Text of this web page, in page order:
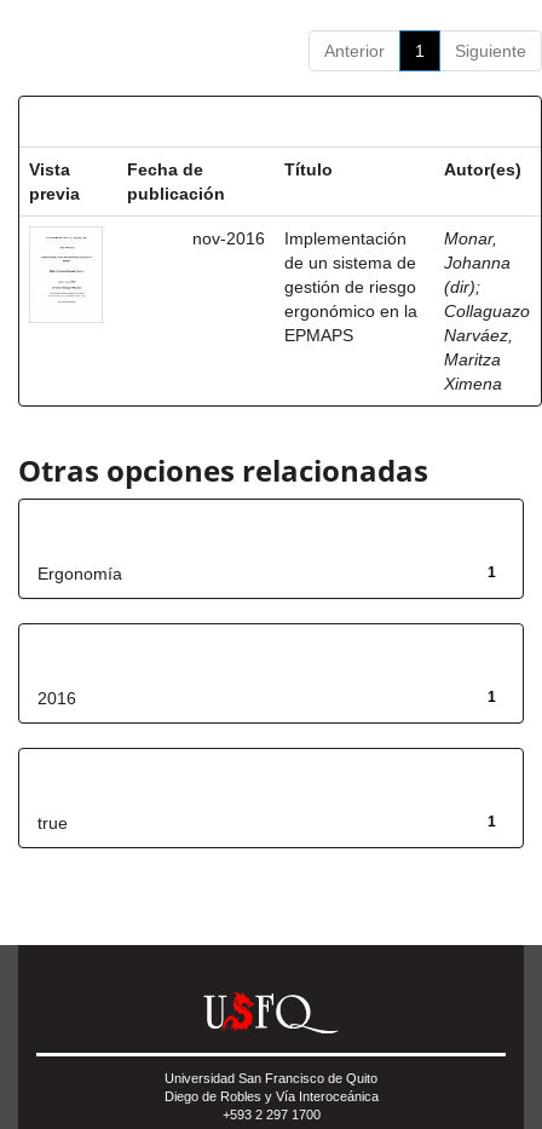
Anterior 1 Siguiente
Vista
previa
Fecha de
publicación
Título Autor(es)
nov-2016
Implementación
de un sistema de
gestión de riesgo
ergonómico en la
EPMAPS
Monar,
Johanna
(dir);
Collaguazo
Narváez,
Maritza
Ximena
Otras opciones relacionadas
1
Ergonomía
1
2016
1
true
Universidad San Francisco de Quito
Diego de Robles y Vía Interoceánica
+593 2 297 1700